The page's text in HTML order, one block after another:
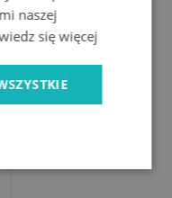
naszej
się więcej